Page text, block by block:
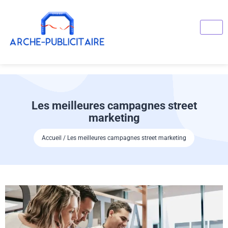
Les meilleures campagnes street
marketing
Accueil / Les meilleures campagnes street marketing